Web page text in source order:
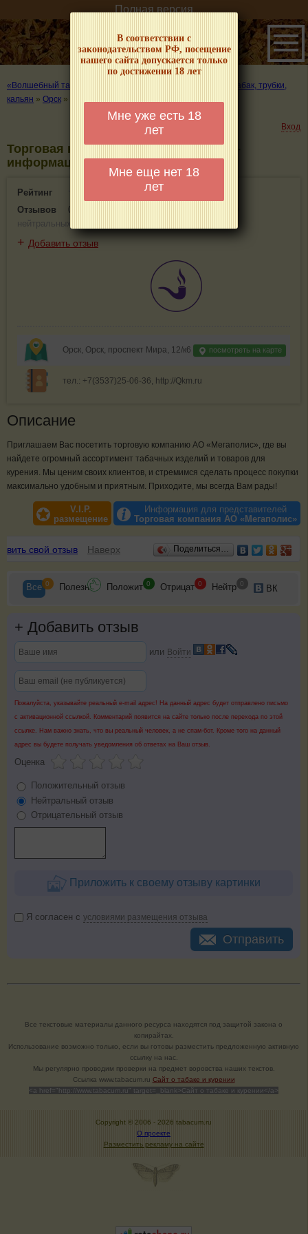
В соответствии с
законодательством РФ, посещение
нашего сайта допускается только
по достижении 18 лет
Мне уже есть 18
лет
Мне еще нет 18
лет
Полная версия
«Волшебный табачок» – о табаке и курении
Где купить табак, трубки,
кальян » Орск »
Вход
Торговая компания АО «Мегаполис» -
информация и отзывы. Орск
Рейтинг
0(0)
Отзывов
0
нейтральных
+ Добавить отзыв
Орск, Орск, проспект Мира, 12/к6 посмотреть на карте
тел.: +7(3537)25-06-36, http://Qkm.ru
Описание
Приглашаем Вас посетить торговую компанию АО «Мегаполис», где вы
найдете огромный ассортимент табачных изделий и товаров для
курения. Мы ценим своих клиентов, и стремимся сделать процесс покупки
максимально удобным и приятным. Приходите, мы всегда Вам рады!
V.I.P.
размещение
Информация для представителей
Торговая компания АО «Мегаполис»
Отзывы
свой отзыв Наверх Поделиться…
Все 0 Полезн Положит 0 Отрицат 0 Нейтр 0 ВК
+ Добавить отзыв
или Войти
Пожалуйста, указывайте реальный e-mail адрес! На данный адрес будет отправлено письмо
с активационной ссылкой. Комментарий появится на сайте только после перехода по этой
ссылке. Нам важно знать, что вы реальный человек, а не спам-бот. Кроме того на данный
адрес вы будете получать уведомления об ответах на Ваш отзыв.
Оценка
Положительный отзыв
Нейтральный отзыв
Отрицательный отзыв
Приложить к своему отзыву картинки
Я согласен с условиями размещения отзыва
Отправить
Все текстовые материалы данного ресурса находятся под защитой закона о
копирайтах.
Использование возможно только, если вы готовы разместить предложенную активную
ссылку на нас.
Мы регулярно проводим проверки на предмет воровства наших текстов.
Cсылка www.tabacum.ru Сайт о табаке и курении
<a href="http://www.tabacum.ru" target=_blank>Сайт о табаке и курении</a>
Copyright © 2006 - 2026 tabacum.ru
О проекте
Разместить рекламу на сайте